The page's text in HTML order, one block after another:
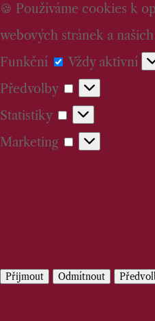
🍪 Používáme cookies k
webových stránek a
Funkční
Funkční
Vždy aktivní
Předvolby
Předvolby
Statistiky
Statistiky
Marketing
Marketing
Přijmout Odmítnout